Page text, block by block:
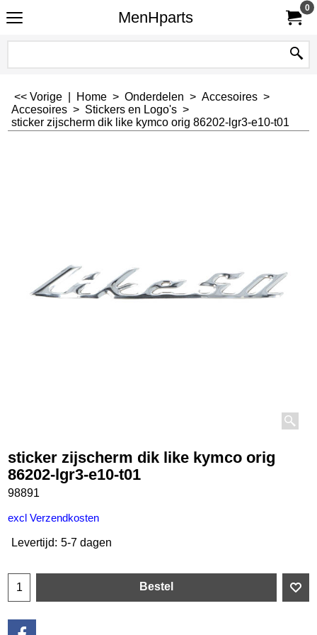
MenHparts
0
<< Vorige Home > Onderdelen > Accesoires >
Accesoires > Stickers en Logo's >
sticker zijscherm dik like kymco orig 86202-lgr3-e10-t01
sticker zijscherm dik like kymco orig
86202-lgr3-e10-t01
98891
€13.85 incl BTW
excl Verzendkosten